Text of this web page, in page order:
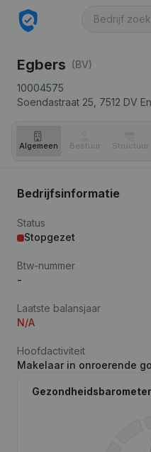
Egbers (BV)
10004575
Soendastraat 25, 7512 DV
Algemeen Bestuur Structuur
Bedrijfsinformatie
Status
Stopgezet
Btw-nummer
-
Laatste balansjaar
N/A
Hoofdactiviteit
Makelaar in onroerende
Gezondheidsbarometer